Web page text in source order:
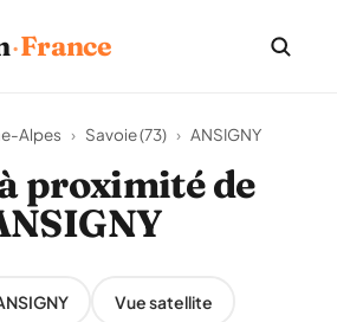
·France
Alpes › Savoie (73) › ANSIGNY
proximité de
Vue satellite